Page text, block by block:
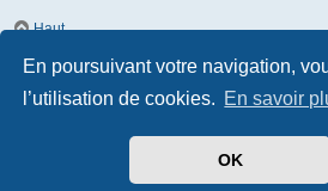
En poursuivant votre navigation,
l’utilisation de cookies. En savoir
OK
Haut
phpBB ® Forum
phpBB-